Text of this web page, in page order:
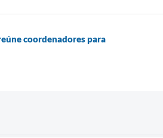
coordenadores para